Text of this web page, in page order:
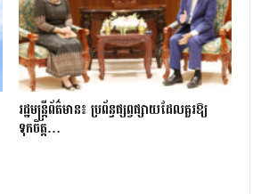
រដ្ឋមន្ត្រីព័ត៌មាន៖ ប្រព័ន្ធផ្សព្វផ្សាយដែលគួរឱ្យ
ទុកចិត្ត…